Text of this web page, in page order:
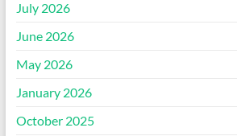
July 2026
June 2026
May 2026
January 2026
October 2025